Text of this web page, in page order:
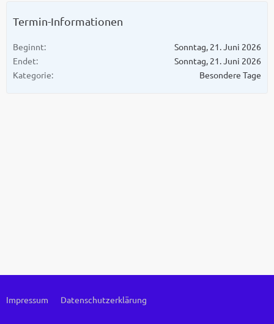
Termin-Informationen
Beginnt
Sonntag, 21. Juni 2026
Endet
Sonntag, 21. Juni 2026
Kategorie
Besondere Tage
Impressum Datenschutzerklärung